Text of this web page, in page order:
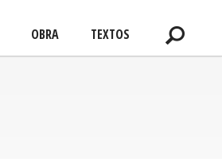
OBRA TEXTOS